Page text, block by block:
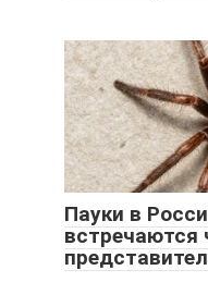
Пауки в
встречаются